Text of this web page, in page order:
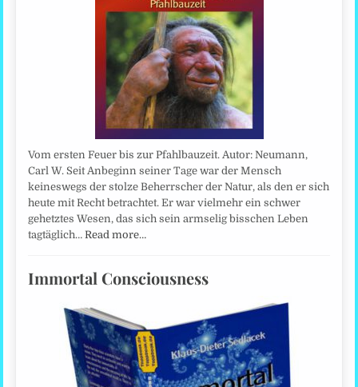
Vom ersten Feuer bis zur Pfahlbauzeit. Autor: Neumann,
Carl W. Seit Anbeginn seiner Tage war der Mensch
keineswegs der stolze Beherrscher der Natur, als den er sich
heute mit Recht betrachtet. Er war vielmehr ein schwer
gehetztes Wesen, das sich sein armselig bisschen Leben
tagtäglich…Read more…
Immortal Consciousness